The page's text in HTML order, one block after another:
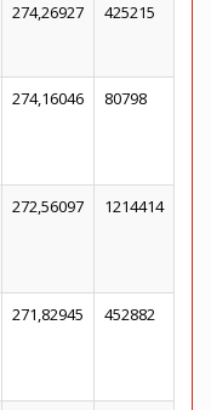
274,26927 425215
274,16046 80798
272,56097 1214414
271,82945 452882